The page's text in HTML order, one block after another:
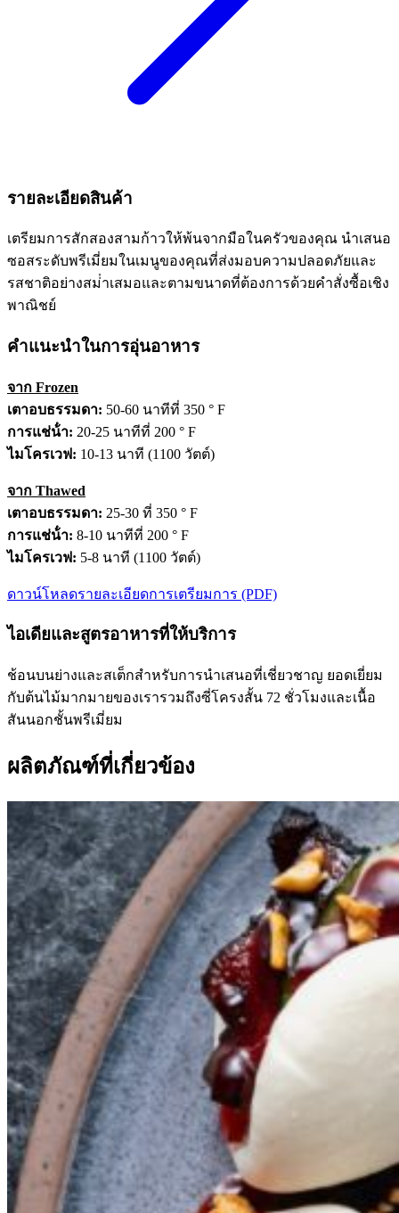
รายละเอียดสินค้า
เตรียมการสักสองสามก้าวให้พ้นจากมือในครัวของคุณ นําเสนอ
ซอสระดับพรีเมี่ยมในเมนูของคุณที่ส่งมอบความปลอดภัยและ
รสชาติอย่างสม่ําเสมอและตามขนาดที่ต้องการด้วยคําสั่งซื้อเชิง
พาณิชย์
คำแนะนำในการอุ่นอาหาร
จาก Frozen
เตาอบธรรมดา: 50-60 นาทีที่ 350 ° F
การแช่น้ํา: 20-25 นาทีที่ 200 ° F
ไมโครเวฟ: 10-13 นาที (1100 วัตต์)
จาก Thawed
เตาอบธรรมดา: 25-30 ที่ 350 ° F
การแช่น้ํา: 8-10 นาทีที่ 200 ° F
ไมโครเวฟ: 5-8 นาที (1100 วัตต์)
ดาวน์โหลดรายละเอียดการเตรียมการ (PDF)
ไอเดียและสูตรอาหารที่ให้บริการ
ช้อนบนย่างและสเต็กสําหรับการนําเสนอที่เชี่ยวชาญ ยอดเยี่ยม
กับต้นไม้มากมายของเรารวมถึงซี่โครงสั้น 72 ชั่วโมงและเนื้อ
สันนอกชั้นพรีเมี่ยม
ผลิตภัณฑ์ที่เกี่ยวข้อง